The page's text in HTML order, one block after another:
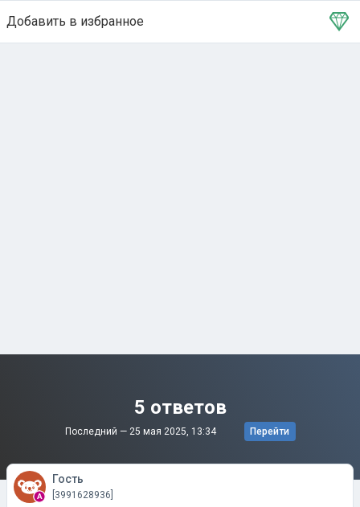
Добавить в избранное
Тема в избранном
5 ответов
Последний — 25 мая 2025, 13:34 Перейти
Гость
[3991628936]